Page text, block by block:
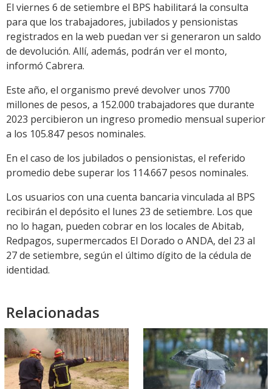
El viernes 6 de setiembre el BPS habilitará la consulta
para que los trabajadores, jubilados y pensionistas
registrados en la web puedan ver si generaron un saldo
de devolución. Allí, además, podrán ver el monto,
informó Cabrera.
Este año, el organismo prevé devolver unos 7700
millones de pesos, a 152.000 trabajadores que durante
2023 percibieron un ingreso promedio mensual superior
a los 105.847 pesos nominales.
En el caso de los jubilados o pensionistas, el referido
promedio debe superar los 114.667 pesos nominales.
Los usuarios con una cuenta bancaria vinculada al BPS
recibirán el depósito el lunes 23 de setiembre. Los que
no lo hagan, pueden cobrar en los locales de Abitab,
Redpagos, supermercados El Dorado o ANDA, del 23 al
27 de setiembre, según el último dígito de la cédula de
identidad.
Relacionadas